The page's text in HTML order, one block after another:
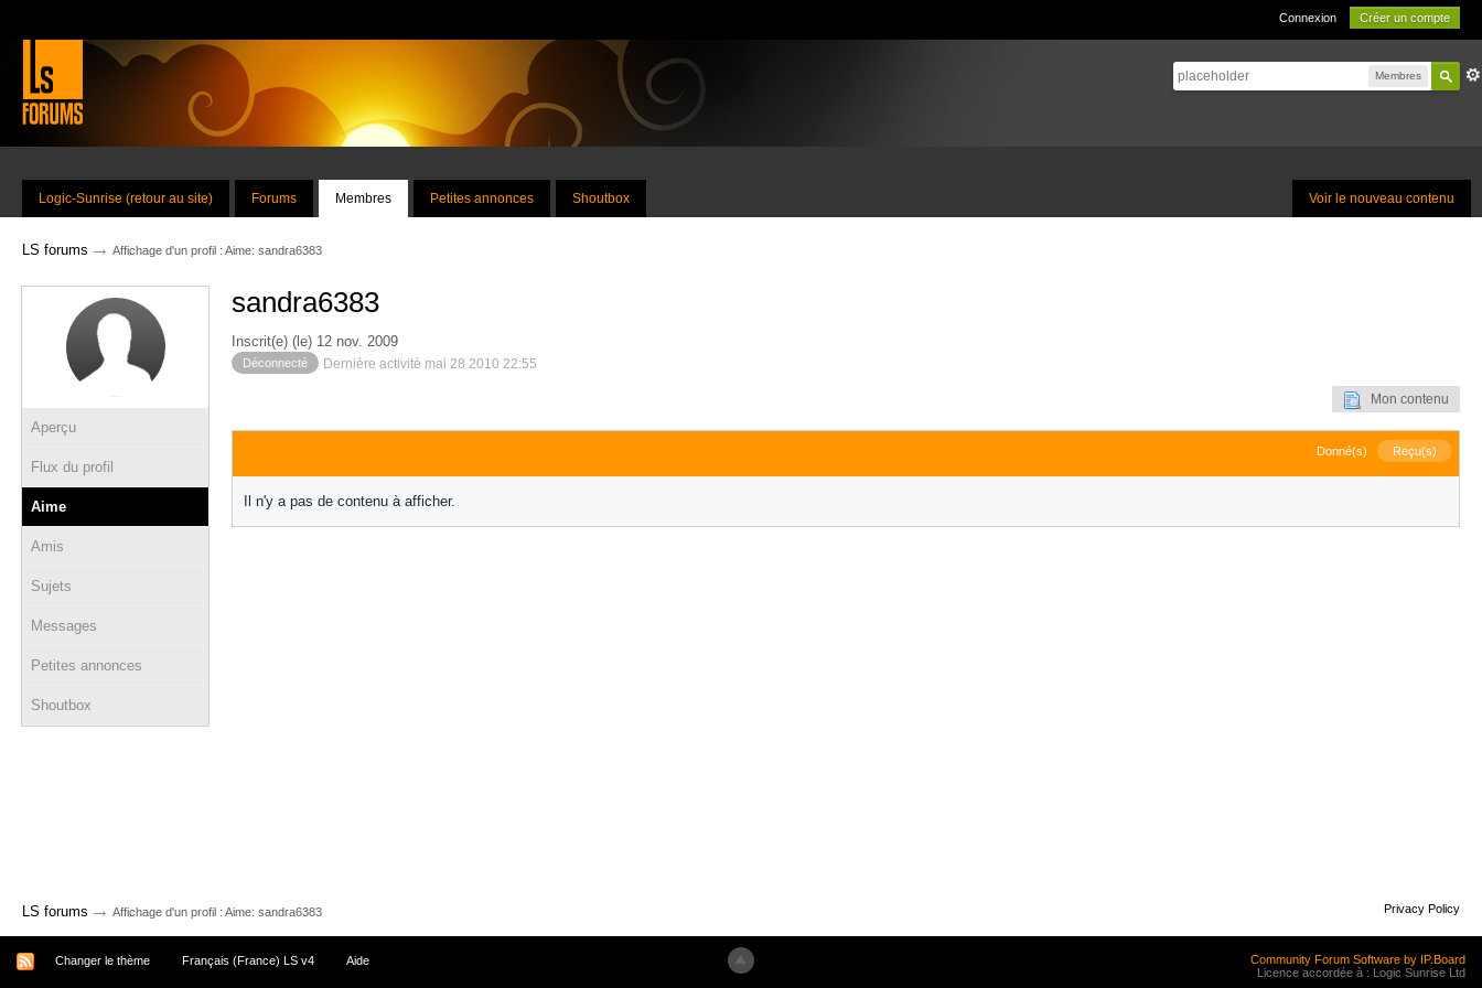
Connexion Créer un compte
Membres
Voir le nouveau contenu
Logic-Sunrise (retour au site) Forums Membres Petites annonces Shoutbox
LS forums → Affichage d'un profil : Aime: sandra6383
Aperçu
Flux du profil
Aime
Amis
Sujets
Messages
Petites annonces
Shoutbox
sandra6383
Inscrit(e) (le) 12 nov. 2009
Déconnecté Dernière activité mai 28 2010 22:55
Mon contenu
Donné(s) Reçu(s)
Il n'y a pas de contenu à afficher.
LS forums → Affichage d'un profil : Aime: sandra6383 Privacy Policy
Changer le thème Français (France) LS v4 Aide
Community Forum Software by IP.Board
Licence accordée à : Logic Sunrise Ltd